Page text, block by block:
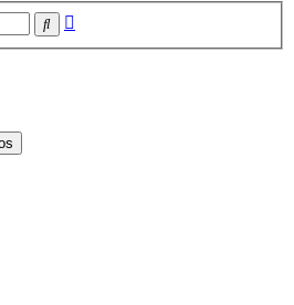
Suche